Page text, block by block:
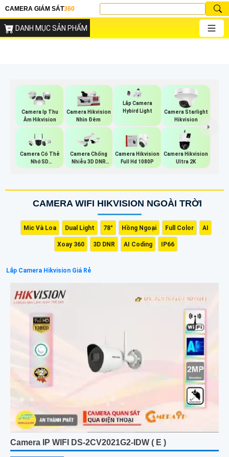
CAMERA GIÁM SÁT360
DANH MỤC SẢN PHẨM
Camera Ip Thu
Âm Hikvision
Camera Hikvision
Nhìn Đêm
Lắp Camera
Hybird Light
Camera Starlight
Hikvision
Camera Có Thẻ
Nhớ SD
HIKVISION
Camera Chống
Nhiễu 3D DNR
Hikvison
Camera Hikvision
Full Hd 1080P
Camera Hikvision
Ultra 2K
CAMERA WIFI HIKVISION NGOÀI TRỜI
Mic Và Loa Dual Light 78° Hồng Ngoại Full Color AI
Xoay 360 3D DNR AI Coding IP66
Lắp Camera Hikvision Giá Rẻ
Camera IP WIFI DS-2CV2021G2-IDW ( E )